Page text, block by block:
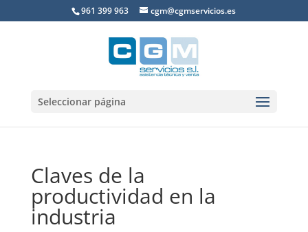
961 399 963 cgm@cgmservicios.es
Seleccionar página
Claves de la
productividad en la
industria